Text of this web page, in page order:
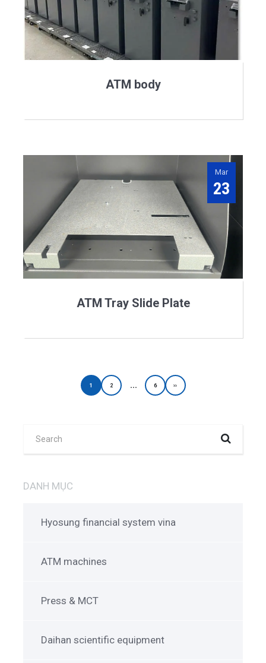
ATM body
Mar
23
ATM Tray Slide Plate
1 2 ... 6 ››
DANH MỤC
Hyosung financial system vina
ATM machines
Press & MCT
Daihan scientific equipment